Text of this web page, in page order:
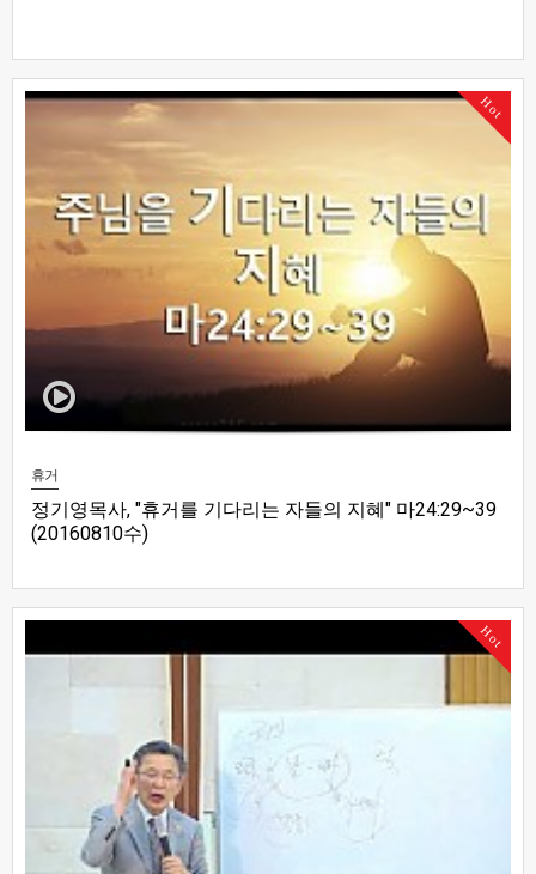
Hot
휴거
정기영목사, "휴거를 기다리는 자들의 지혜" 마24:29~39
(20160810수)
Hot